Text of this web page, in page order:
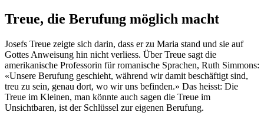
Treue, die Berufung möglich macht
Josefs Treue zeigte sich darin, dass er zu Maria stand und sie auf
Gottes Anweisung hin nicht verliess. Über Treue sagt die
amerikanische Professorin für romanische Sprachen, Ruth Simmons:
«Unsere Berufung geschieht, während wir damit beschäftigt sind,
treu zu sein, genau dort, wo wir uns befinden.» Das heisst: Die
Treue im Kleinen, man könnte auch sagen die Treue im
Unsichtbaren, ist der Schlüssel zur eigenen Berufung.